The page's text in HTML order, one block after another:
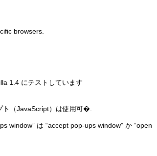
browsers.
1.4 にテストしています
ト（JavaScript）は使用可�.
window” は “accept pop-ups window” か “open